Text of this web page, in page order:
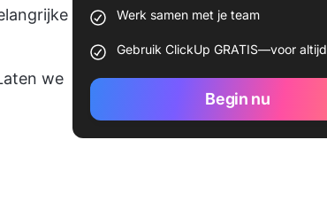
we
Werk samen met je team
Gebruik ClickUp GRATIS—voor altijd
Begin nu